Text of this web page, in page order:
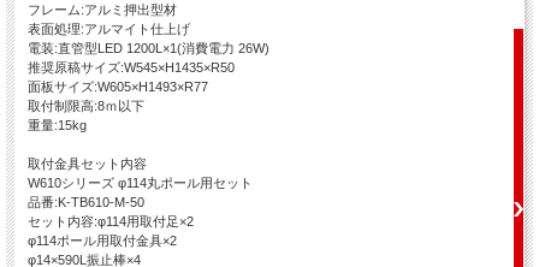
フレーム:アルミ押出型材
表面処理:アルマイト仕上げ
電装:直管型LED 1200L×1(消費電力 26W)
推奨原稿サイズ:W545×H1435×R50
面板サイズ:W605×H1493×R77
取付制限高:8ｍ以下
重量:15kg
取付金具セット内容
W610シリーズ φ114丸ポール用セット
品番:K-TB610-M-50
セット内容:φ114用取付足×2
φ114ポール用取付金具×2
φ14×590L振止棒×4